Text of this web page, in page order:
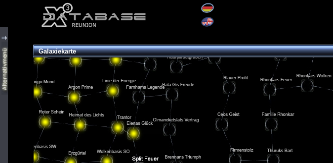
Galaxiekarte